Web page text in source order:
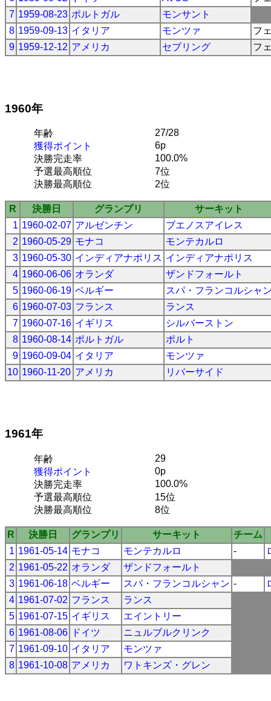
7 1959-08-23 ポルトガル
モンサント
8 1959-09-13 イタリア モンツァ
フ
9 1959-12-12 アメリカ セブリング フ
1960年
年齢
27/28
獲得ポイント
6p
決勝完走率
100.0%
予選最高順位
7位
決勝最高順位
2位
R 決勝日 グランプリ
サーキット
1 1960-02-07 アルゼンチン
ブエノスアイレス
2 1960-05-29 モナコ
モンテカルロ
3 1960-05-30 インディアナポリス インディアナポリス
4 1960-06-06 オランダ
ザンドフォールト
5 1960-06-19 ベルギー
スパ・フランコルシャ
6 1960-07-03 フランス
ランス
7 1960-07-16 イギリス
シルバーストン
8 1960-08-14 ポルトガル
ポルト
9 1960-09-04 イタリア
モンツァ
10 1960-11-20 アメリカ リバーサイド
1961年
年齢
29
獲得ポイント
0p
決勝完走率
100.0%
予選最高順位
15位
決勝最高順位
8位
R 決勝日 グランプリ サーキット
チーム
1 1961-05-14 モナコ モンテカルロ -
2 1961-05-22 オランダ
ザンドフォールト
3 1961-06-18 ベルギー スパ・フランコルシャン -
4 1961-07-02 フランス
ランス
5 1961-07-15 イギリス
エイントリー
6 1961-08-06 ドイツ
ニュルブルクリンク
7 1961-09-10 イタリア
モンツァ
8 1961-10-08 アメリカ ワトキンズ・グレン